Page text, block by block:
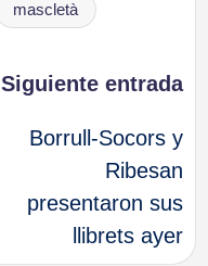
mascletà
Siguiente entrada
Borrull-Socors y
Ribesan
presentaron sus
llibrets ayer